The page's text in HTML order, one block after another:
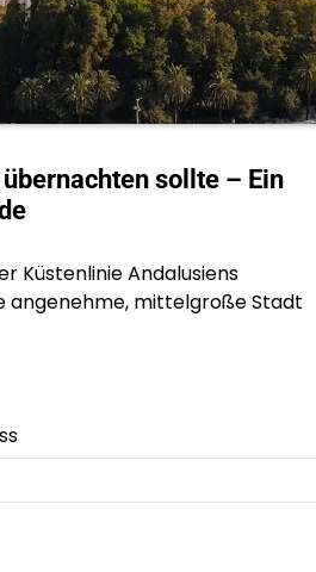
sollte – Ein
Küstenlinie Andalusiens
angenehme, mittelgroße Stadt